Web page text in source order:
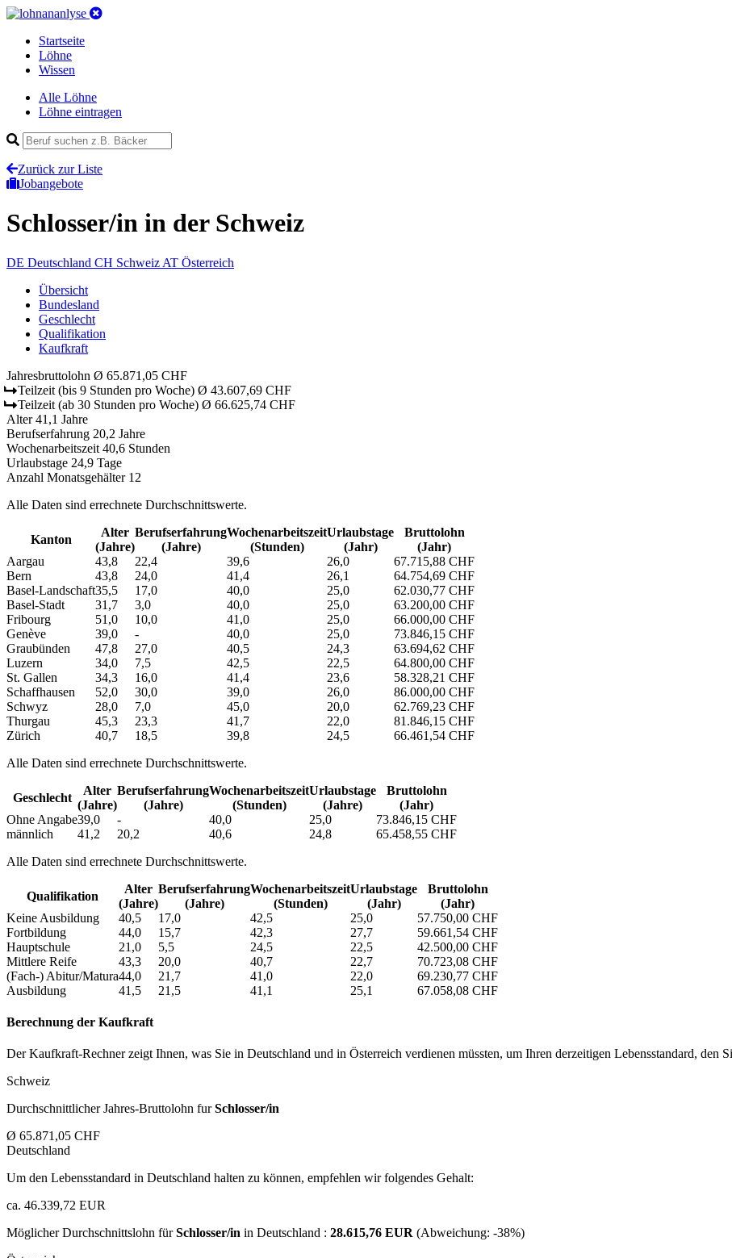
Startseite
Löhne
Wissen
Alle Löhne
Löhne eintragen
Zurück zur Liste
Jobangebote
Schlosser/in in der Schweiz
DE Deutschland CH Schweiz AT Österreich
Übersicht
Bundesland
Geschlecht
Qualifikation
Kaufkraft
Jahresbruttolohn Ø 65.871,05 CHF
Teilzeit (bis 9 Stunden pro Woche) Ø 43.607,69 CHF
Teilzeit (ab 30 Stunden pro Woche) Ø 66.625,74 CHF
Alter 41,1 Jahre
Berufserfahrung 20,2 Jahre
Wochenarbeitszeit 40,6 Stunden
Urlaubstage 24,9 Tage
Anzahl Monatsgehälter 12
Alle Daten sind errechnete Durchschnittswerte.
Kanton
Alter
(Jahre)
Berufs­erfahrung
(Jahre)
Wochen­arbeitszeit
(Stunden)
Urlaubs­tage
(Jahr)
Bruttolohn
(Jahr)
Aargau
43,8 22,4 39,6 26,0
67.715,88 CHF
Bern
43,8 24,0 41,4 26,1
64.754,69 CHF
Basel-Landschaft35,5 17,0 40,0 25,0
62.030,77 CHF
Basel-Stadt
31,7 3,0 40,0 25,0
63.200,00 CHF
Fribourg
51,0 10,0 41,0 25,0
66.000,00 CHF
Genève
39,0 - 40,0 25,0
73.846,15 CHF
Graubünden
47,8 27,0 40,5 24,3
63.694,62 CHF
Luzern
34,0 7,5 42,5 22,5
64.800,00 CHF
St. Gallen
34,3 16,0 41,4 23,6
58.328,21 CHF
Schaffhausen
52,0 30,0 39,0 26,0
86.000,00 CHF
Schwyz
28,0 7,0 45,0 20,0
62.769,23 CHF
Thurgau
45,3 23,3 41,7 22,0
81.846,15 CHF
Zürich
40,7 18,5 39,8 24,5
66.461,54 CHF
Alle Daten sind errechnete Durchschnittswerte.
Geschlecht
Alter
(Jahre)
Berufs­erfahrung
(Jahre)
Wochen­arbeitszeit
(Stunden)
Urlaubs­tage
(Jahre)
Bruttolohn
(Jahr)
Ohne Angabe39,0 - 40,0 25,0
73.846,15 CHF
männlich
41,2 20,2 40,6 24,8
65.458,55 CHF
Alle Daten sind errechnete Durchschnittswerte.
Qualifikation
Alter
(Jahre)
Berufs­erfahrung
(Jahre)
Wochen­arbeitszeit
(Stunden)
Urlaubs­tage
(Jahr)
Bruttolohn
(Jahr)
Keine Ausbildung
40,5 17,0 42,5 25,0
57.750,00 CHF
Fortbildung
44,0 15,7 42,3 27,7
59.661,54 CHF
Hauptschule
21,0 5,5 24,5 22,5
42.500,00 CHF
Mittlere Reife
43,3 20,0 40,7 22,7
70.723,08 CHF
(Fach-) Abitur/Matura44,0 21,7 41,0 22,0
69.230,77 CHF
Ausbildung
41,5 21,5 41,1 25,1 67.058,08 CHF
Berechnung der Kaufkraft
Der Kaufkraft-Rechner zeigt Ihnen, was Sie in Deutschland und in Österreich verdienen müssten, um Ihren derzeitigen Lebensstandard, den
Schweiz
Durchschnittlicher Jahres-Bruttolohn furSchlosser/in
Ø 65.871,05 CHF
Deutschland
Um den Lebensstandard in Deutschland halten zu können, empfehlen wir folgendes Gehalt:
ca. 46.339,72 EUR
Möglicher Durchschnittslohn fürSchlosser/in in Deutschland : 28.615,76 EUR (Abweichung: -38%)